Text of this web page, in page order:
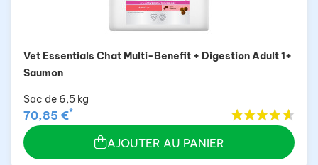
Vet Essentials Chat Multi-Benefit + Digestion Adult 1+
Saumon
Sac de 6,5 kg
70,85 €*
AJOUTER AU PANIER